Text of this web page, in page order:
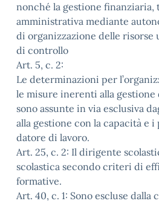
nonché la gestione finanziaria,
amministrativa mediante
di organizzazione delle risorse
di controllo
Art. 5, c. 2:
Le determinazioni per
le misure inerenti alla
sono assunte in via esclusiva
alla gestione con la capacità e
datore di lavoro.
Art. 25, c. 2: Il dirigente
scolastica secondo criteri di
formative.
Art. 40, c. 1: Sono escluse dalla